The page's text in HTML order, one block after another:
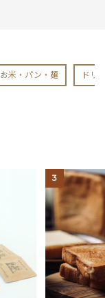
お米・パン・麺 ドリ
3